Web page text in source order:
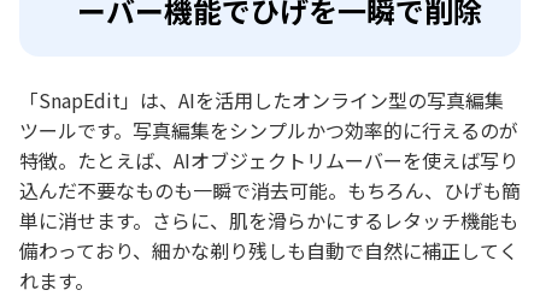
ーバー機能でひげを一瞬で削除
「SnapEdit」は、AIを活用したオンライン型の写真編集
ツールです。写真編集をシンプルかつ効率的に行えるのが
特徴。たとえば、AIオブジェクトリムーバーを使えば写り
込んだ不要なものも一瞬で消去可能。もちろん、ひげも簡
単に消せます。さらに、肌を滑らかにするレタッチ機能も
備わっており、細かな剃り残しも自動で自然に補正してく
れます。